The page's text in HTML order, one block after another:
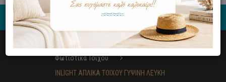
Φωτιστικά
Φωτιστικά Τοίχου
INLIGHT ΑΠΛΙΚΑ ΤΟΙΧΟΥ ΓΥΨΙΝΗ ΛΕΥΚΗ